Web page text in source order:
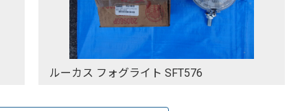
ルーカス フォグライト SFT576